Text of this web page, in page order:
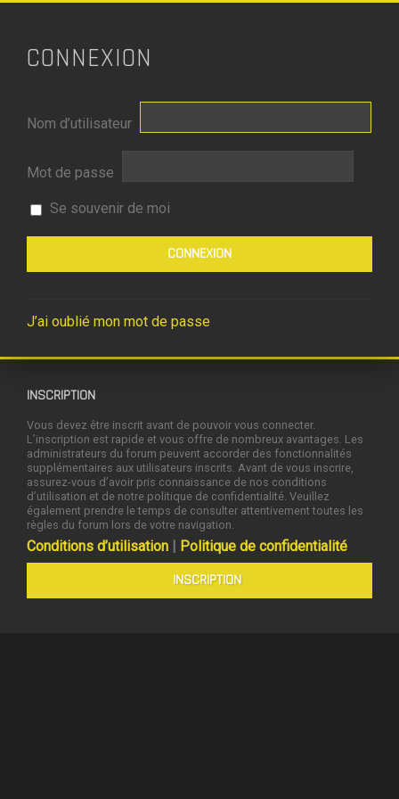
CONNEXION
Nom d’utilisateur
Mot de passe
Se souvenir de moi
J’ai oublié mon mot de passe
INSCRIPTION
Vous devez être inscrit avant de pouvoir vous connecter.
L’inscription est rapide et vous offre de nombreux avantages. Les
administrateurs du forum peuvent accorder des fonctionnalités
supplémentaires aux utilisateurs inscrits. Avant de vous inscrire,
assurez-vous d’avoir pris connaissance de nos conditions
d’utilisation et de notre politique de confidentialité. Veuillez
également prendre le temps de consulter attentivement toutes les
règles du forum lors de votre navigation.
Conditions d’utilisation | Politique de confidentialité
INSCRIPTION